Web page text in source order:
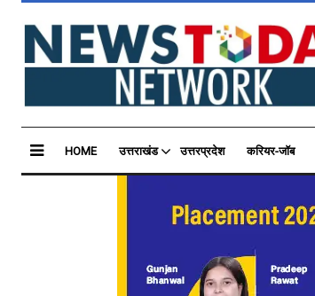
HOME उत्तराखंड उत्तरप्रदेश करियर-जॉब